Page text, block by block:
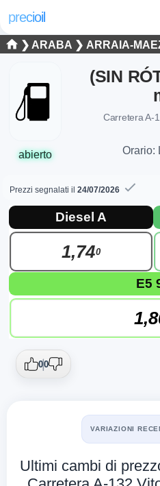
precioil
❯ ARABA ❯ ARRAIA-
abierto
(SIN
Carretera A-
Orario:
Prezzi segnalati il24/07/2026
Prezzi attuali dei
Consulta i prezzi attuali della
Diesel A
1,740
E5
00
VARIAZIONI
Ultimi cambi di